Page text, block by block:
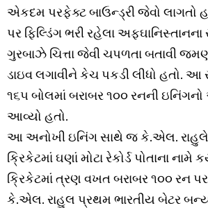
એકદમ પરફેક્ટ બાઉન્ડ્રી જેવો લાગતો
પર ફિલ્ડિંગ ભરી રહેલા
ગુરબાઝે ચિત્તા જેવી ચપળતા બતાવી
ડાઇવ લગાવીને કેચ પકડી લીધો હતો. આ
૧૬૫ બોલમાં બરાબર ૧૦૦ રનની
આવ્યો હતો.
આ અનોખી ઇનિંગ સાથે જ કે.એલ. રાહુલે
ક્રિકેટમાં ઘણાં મોટા રેકોર્ડ પોતાના નામે
ક્રિકેટમાં ત્રણ વખત બરાબર ૧૦૦ રન
કે.એલ. રાહુલ પ્રથમ ભારતીય બેટર